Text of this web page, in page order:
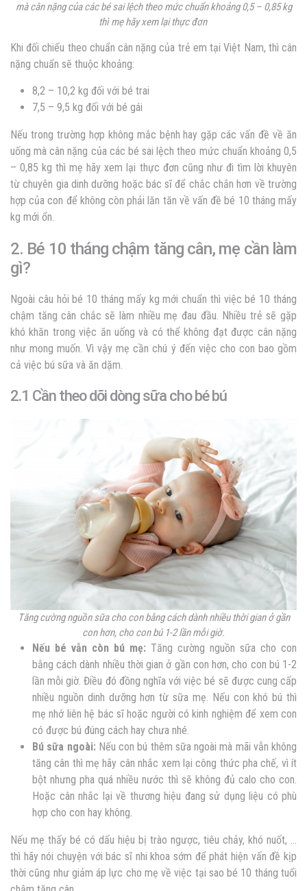
mà cân nặng của các bé sai lệch theo mức chuẩn khoảng 0,5 – 0,85 kg
thì mẹ hãy xem lại thực đơn
Khi đối chiếu theo chuẩn cân nặng của trẻ em tại Việt Nam, thì cân
nặng chuẩn sẽ thuộc khoảng:
8,2 – 10,2 kg đối với bé trai
7,5 – 9,5 kg đối với bé gái
Nếu trong trường hợp không mắc bệnh hay gặp các vấn đề về ăn
uống mà cân nặng của các bé sai lệch theo mức chuẩn khoảng 0,5
– 0,85 kg thì mẹ hãy xem lại thực đơn cũng như đi tìm lời khuyên
từ chuyên gia dinh dưỡng hoặc bác sĩ để chắc chắn hơn về trường
hợp của con để không còn phải lăn tăn về vấn đề bé 10 tháng mấy
kg mới ổn.
2. Bé 10 tháng chậm tăng cân, mẹ cần làm
gì?
Ngoài câu hỏi bé 10 tháng mấy kg mới chuẩn thì việc bé 10 tháng
chậm tăng cân chắc sẽ làm nhiều mẹ đau đầu. Nhiều trẻ sẽ gặp
khó khăn trong việc ăn uống và có thể không đạt được cân nặng
như mong muốn. Vì vậy mẹ cần chú ý đến việc cho con bao gồm
cả việc bú sữa và ăn dặm.
2.1 Cần theo dõi dòng sữa cho bé bú
Tăng cường nguồn sữa cho con bằng cách dành nhiều thời gian ở gần
con hơn, cho con bú 1-2 lần mỗi giờ.
Nếu bé vẫn còn bú mẹ: Tăng cường nguồn sữa cho con
bằng cách dành nhiều thời gian ở gần con hơn, cho con bú 1-2
lần mỗi giờ. Điều đó đồng nghĩa với việc bé sẽ được cung cấp
nhiều nguồn dinh dưỡng hơn từ sữa mẹ. Nếu con khó bú thì
mẹ nhớ liên hệ bác sĩ hoặc người có kinh nghiệm để xem con
có được bú đúng cách hay chưa nhé.
Bú sữa ngoài: Nếu con bú thêm sữa ngoài mà mãi vẫn không
tăng cân thì mẹ hãy cân nhắc xem lại công thức pha chế, vì ít
bột nhưng pha quá nhiều nước thì sẽ không đủ calo cho con.
Hoặc cân nhắc lại về thương hiệu đang sử dụng liệu có phù
hợp cho con hay không.
Nếu mẹ thấy bé có dấu hiệu bị trào ngược, tiêu chảy, khó nuốt, …
thì hãy nói chuyện với bác sĩ nhi khoa sớm để phát hiện vấn đề kịp
thời cũng như giảm áp lực cho mẹ về việc tại sao bé 10 tháng tuổi